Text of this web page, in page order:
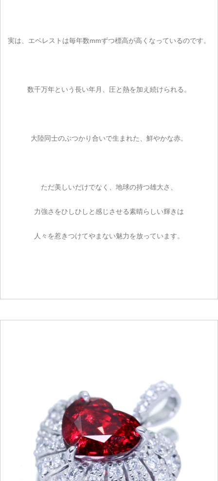
実は、エベレストは毎年数mmずつ標高が高くなっているのです。
数千万年という長い年月、圧と熱を加え続けられる。
大陸同士のぶつかり合いで生まれた、鮮やかな赤。
ただ美しいだけでなく、地球の持つ雄大さ、
力強さをひしひしと感じさせる素晴らしい輝きは
人々を惹きつけてやまない魅力を放っています。